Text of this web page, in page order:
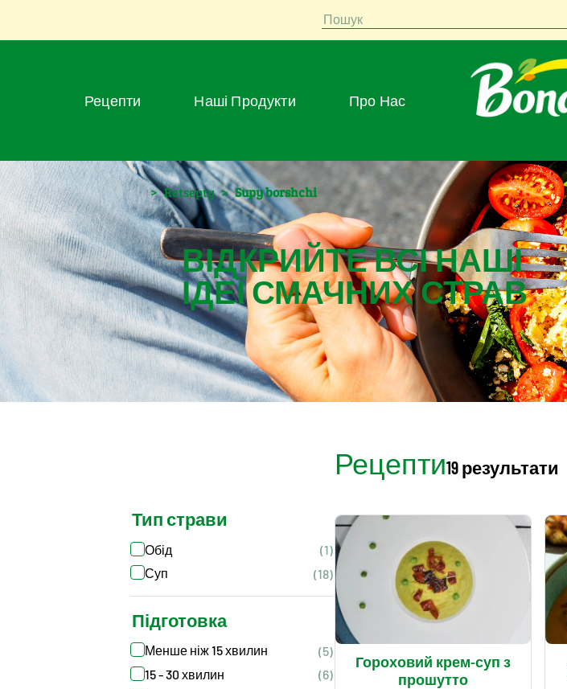
Пошук
Рецепти Наші Продукти Про Нас
> Retsepty > Supy borshchi
ВІДКРИЙТЕ ВСІ НАШІ
ІДЕЇ СМАЧНИХ СТРАВ
Рецепти19 результати
Тип страви
Обід
(1)
Суп
(18)
Підготовка
Менше ніж 15 хвилин
(5)
15 - 30 хвилин
(6)
Гороховий крем-суп з
прошутто